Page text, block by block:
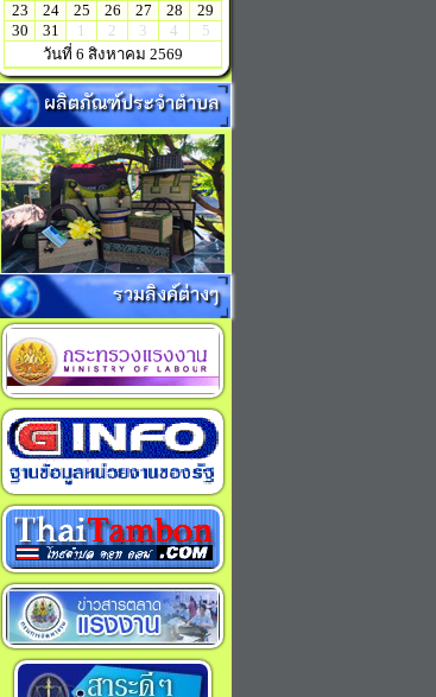
23
24 25 26 27 28
29
30
31 1 2 3 4
5
วันที่ 6 สิงหาคม 2569
ผลิตภัณฑ์ประจำตำบล
รวมลิงค์ต่างๆ